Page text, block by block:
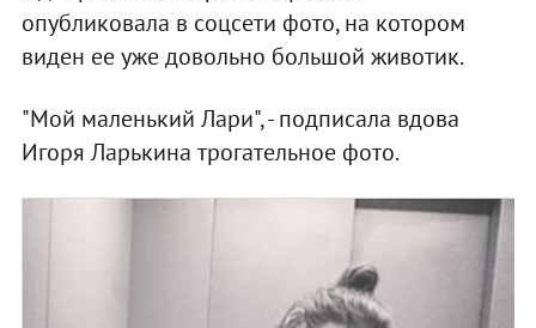
опубликовала в соцсети фото, на котором
виден ее уже довольно большой животик.
"Мой маленький Лари", - подписала вдова
Игоря Ларькина трогательное фото.